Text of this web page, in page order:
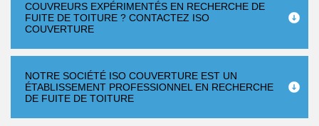
COUVREURS EXPÉRIMENTÉS EN RECHERCHE DE
FUITE DE TOITURE ? CONTACTEZ ISO
COUVERTURE
NOTRE SOCIÉTÉ ISO COUVERTURE EST UN
ÉTABLISSEMENT PROFESSIONNEL EN RECHERCHE
DE FUITE DE TOITURE